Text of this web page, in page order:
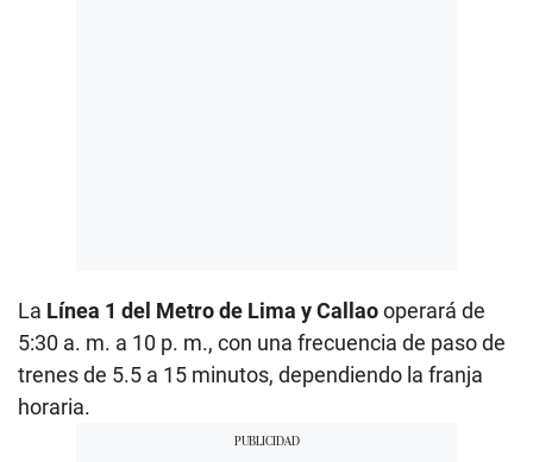
La Línea 1 del Metro de Lima y Callaooperará de
5:30 a. m. a 10 p. m., con una frecuencia de paso de
trenes de 5.5 a 15 minutos, dependiendo la franja
horaria.